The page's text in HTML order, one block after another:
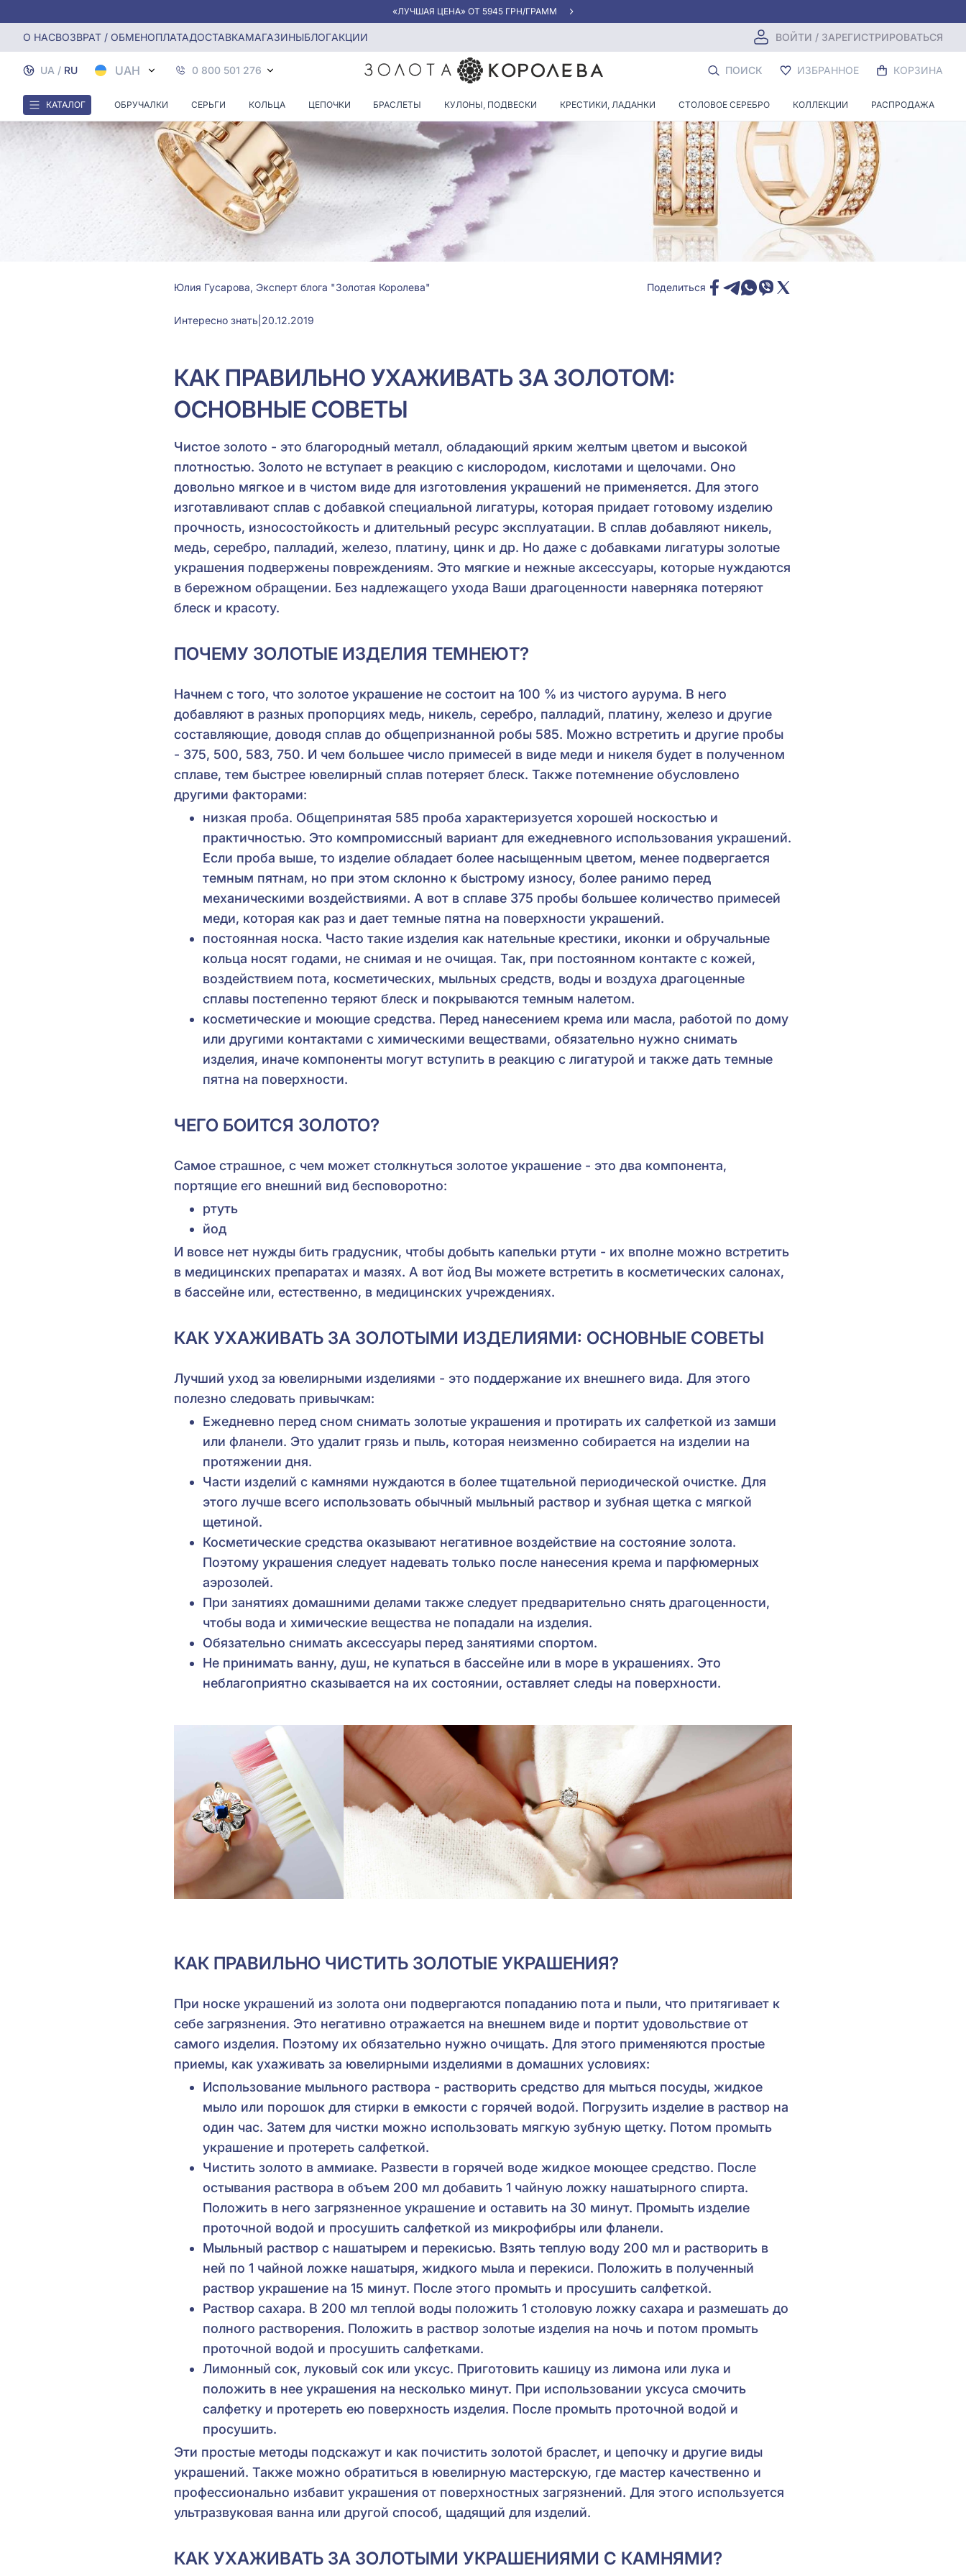
«ЛУЧШАЯ ЦЕНА» ОТ 5945 ГРН/ГРАММ
О НАСВОЗВРАТ / ОБМЕНОПЛАТАДОСТАВКАМАГАЗИНЫБЛОГАКЦИИ ВОЙТИ / ЗАРЕГИСТРИРОВАТЬСЯ
UA / RU UAH 0 800 501 276 ПОИСК ИЗБРАННОЕ КОРЗИНА
КАТАЛОГ ОБРУЧАЛКИ СЕРЬГИ КОЛЬЦА ЦЕПОЧКИ БРАСЛЕТЫ КУЛОНЫ, ПОДВЕСКИ КРЕСТИКИ, ЛАДАНКИ СТОЛОВОЕ СЕРЕБРО КОЛЛЕКЦИИ РАСПРОДАЖА
Главная Блог Интересно знать Как ухаживать за ювелирными украшениями из золота
Поделиться
Юлия Гусарова, Эксперт блога "Золотая Королева"
Интересно знать 20.12.2019
КАК ПРАВИЛЬНО УХАЖИВАТЬ ЗА ЗОЛОТОМ:
ОСНОВНЫЕ СОВЕТЫ
Чистое золото - это благородный металл, обладающий ярким желтым цветом и высокой
плотностью. Золото не вступает в реакцию с кислородом, кислотами и щелочами. Оно
довольно мягкое и в чистом виде для изготовления украшений не применяется. Для этого
изготавливают сплав с добавкой специальной лигатуры, которая придает готовому изделию
прочность, износостойкость и длительный ресурс эксплуатации. В сплав добавляют никель,
медь, серебро, палладий, железо, платину, цинк и др. Но даже с добавками лигатуры золотые
украшения подвержены повреждениям. Это мягкие и нежные аксессуары, которые нуждаются
в бережном обращении. Без надлежащего ухода Ваши драгоценности наверняка потеряют
блеск и красоту.
ПОЧЕМУ ЗОЛОТЫЕ ИЗДЕЛИЯ ТЕМНЕЮТ?
Начнем с того, что золотое украшение не состоит на 100 % из чистого аурума. В него
добавляют в разных пропорциях медь, никель, серебро, палладий, платину, железо и другие
составляющие, доводя сплав до общепризнанной робы 585. Можно встретить и другие пробы
- 375, 500, 583, 750. И чем большее число примесей в виде меди и никеля будет в полученном
сплаве, тем быстрее ювелирный сплав потеряет блеск. Также потемнение обусловлено
другими факторами:
низкая проба. Общепринятая 585 проба характеризуется хорошей носкостью и
практичностью. Это компромиссный вариант для ежедневного использования украшений.
Если проба выше, то изделие обладает более насыщенным цветом, менее подвергается
темным пятнам, но при этом склонно к быстрому износу, более ранимо перед
механическими воздействиями. А вот в сплаве 375 пробы большее количество примесей
меди, которая как раз и дает темные пятна на поверхности украшений.
постоянная носка. Часто такие изделия как нательные крестики, иконки и обручальные
кольца носят годами, не снимая и не очищая. Так, при постоянном контакте с кожей,
воздействием пота, косметических, мыльных средств, воды и воздуха драгоценные
сплавы постепенно теряют блеск и покрываются темным налетом.
косметические и моющие средства. Перед нанесением крема или масла, работой по дому
или другими контактами с химическими веществами, обязательно нужно снимать
изделия, иначе компоненты могут вступить в реакцию с лигатурой и также дать темные
пятна на поверхности.
ЧЕГО БОИТСЯ ЗОЛОТО?
Самое страшное, с чем может столкнуться золотое украшение - это два компонента,
портящие его внешний вид бесповоротно:
ртуть
йод
И вовсе нет нужды бить градусник, чтобы добыть капельки ртути - их вполне можно встретить
в медицинских препаратах и мазях. А вот йод Вы можете встретить в косметических салонах,
в бассейне или, естественно, в медицинских учреждениях.
КАК УХАЖИВАТЬ ЗА ЗОЛОТЫМИ ИЗДЕЛИЯМИ: ОСНОВНЫЕ СОВЕТЫ
Лучший уход за ювелирными изделиями - это поддержание их внешнего вида. Для этого
полезно следовать привычкам:
Ежедневно перед сном снимать золотые украшения и протирать их салфеткой из замши
или фланели. Это удалит грязь и пыль, которая неизменно собирается на изделии на
протяжении дня.
Части изделий с камнями нуждаются в более тщательной периодической очистке. Для
этого лучше всего использовать обычный мыльный раствор и зубная щетка с мягкой
щетиной.
Косметические средства оказывают негативное воздействие на состояние золота.
Поэтому украшения следует надевать только после нанесения крема и парфюмерных
аэрозолей.
При занятиях домашними делами также следует предварительно снять драгоценности,
чтобы вода и химические вещества не попадали на изделия.
Обязательно снимать аксессуары перед занятиями спортом.
Не принимать ванну, душ, не купаться в бассейне или в море в украшениях. Это
неблагоприятно сказывается на их состоянии, оставляет следы на поверхности.
КАК ПРАВИЛЬНО ЧИСТИТЬ ЗОЛОТЫЕ УКРАШЕНИЯ?
При носке украшений из золота они подвергаются попаданию пота и пыли, что притягивает к
себе загрязнения. Это негативно отражается на внешнем виде и портит удовольствие от
самого изделия. Поэтому их обязательно нужно очищать. Для этого применяются простые
приемы, как ухаживать за ювелирными изделиями в домашних условиях:
Использование мыльного раствора - растворить средство для мыться посуды, жидкое
мыло или порошок для стирки в емкости с горячей водой. Погрузить изделие в раствор на
один час. Затем для чистки можно использовать мягкую зубную щетку. Потом промыть
украшение и протереть салфеткой.
Чистить золото в аммиаке. Развести в горячей воде жидкое моющее средство. После
остывания раствора в объем 200 мл добавить 1 чайную ложку нашатырного спирта.
Положить в него загрязненное украшение и оставить на 30 минут. Промыть изделие
проточной водой и просушить салфеткой из микрофибры или фланели.
Мыльный раствор с нашатырем и перекисью. Взять теплую воду 200 мл и растворить в
ней по 1 чайной ложке нашатыря, жидкого мыла и перекиси. Положить в полученный
раствор украшение на 15 минут. После этого промыть и просушить салфеткой.
Раствор сахара. В 200 мл теплой воды положить 1 столовую ложку сахара и размешать до
полного растворения. Положить в раствор золотые изделия на ночь и потом промыть
проточной водой и просушить салфетками.
Лимонный сок, луковый сок или уксус. Приготовить кашицу из лимона или лука и
положить в нее украшения на несколько минут. При использовании уксуса смочить
салфетку и протереть ею поверхность изделия. После промыть проточной водой и
просушить.
Эти простые методы подскажут и как почистить золотой браслет, и цепочку и другие виды
украшений. Также можно обратиться в ювелирную мастерскую, где мастер качественно и
профессионально избавит украшения от поверхностных загрязнений. Для этого используется
ультразвуковая ванна или другой способ, щадящий для изделий.
КАК УХАЖИВАТЬ ЗА ЗОЛОТЫМИ УКРАШЕНИЯМИ С КАМНЯМИ?